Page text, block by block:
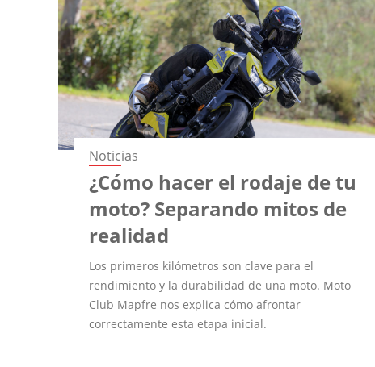
Noticias
¿Cómo hacer el rodaje de tu
moto? Separando mitos de
realidad
Los primeros kilómetros son clave para el
rendimiento y la durabilidad de una moto. Moto
Club Mapfre nos explica cómo afrontar
correctamente esta etapa inicial.